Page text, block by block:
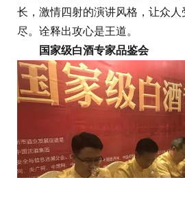
长，激情四射的演讲风格，让众人
尽。诠释出攻心是王道。
国家级白酒专家品鉴会